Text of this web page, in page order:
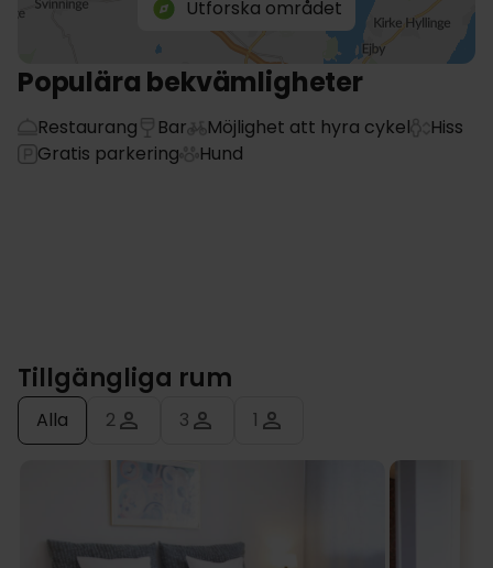
Utforska området
Populära bekvämligheter
Restaurang Bar Möjlighet att hyra cykel
Hiss
Gratis parkering
Hund
Tillgängliga rum
Alla 2 3 1